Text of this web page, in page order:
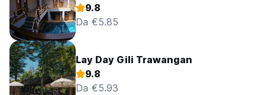
9.8
Da €5.85
Lay Day Gili Trawangan
9.8
Da €5.93